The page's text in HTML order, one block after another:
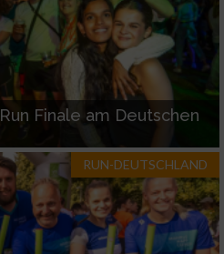
Finale am Deutschen
RUN-DEUTSCHLAND